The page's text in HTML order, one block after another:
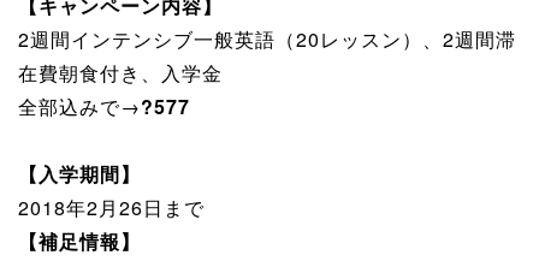
2週間インテンシブ一般英語（20レッスン）、2週間滞
在費朝食付き、入学金
全部込みで→?577
【入学期間】
2018年2月26日まで
【補足情報】